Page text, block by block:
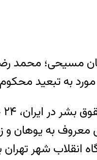
مسیحی؛ محمد
به یوهان و